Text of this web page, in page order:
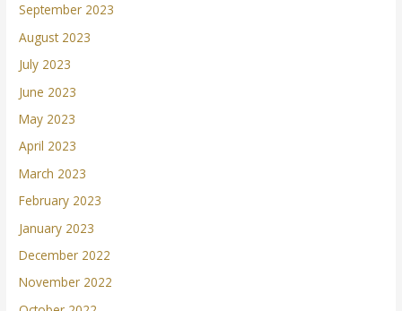
September 2023
August 2023
July 2023
June 2023
May 2023
April 2023
March 2023
February 2023
January 2023
December 2022
November 2022